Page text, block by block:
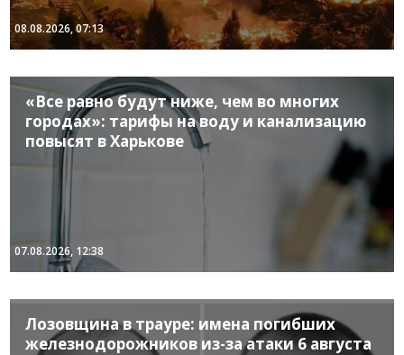
08.08.2026, 07:13
«Все равно будут ниже, чем во многих
городах»: тарифы на воду и канализацию
повысят в Харькове
07.08.2026, 12:38
Лозовщина в трауре: имена погибших
железнодорожников из-за атаки 6 августа